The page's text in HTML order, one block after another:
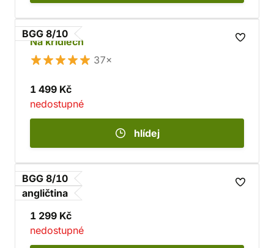
BGG 8/10
Na křídlech
37×
1 499 Kč
nedostupné
hlídej
BGG 8/10
angličtina
Wingspan
1 299 Kč
nedostupné